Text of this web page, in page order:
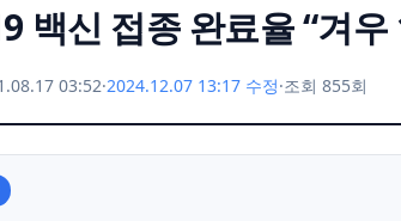
백신 접종 완료율 “겨
03:52·2024.12.07 13:17 수정·조회 855회